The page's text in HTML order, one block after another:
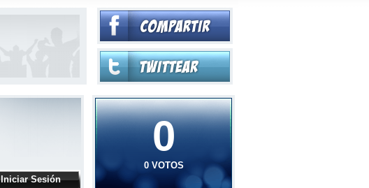
0
0 VOTOS
Iniciar Sesión